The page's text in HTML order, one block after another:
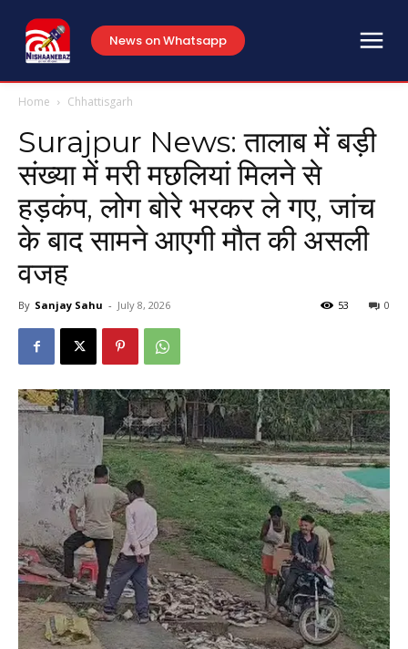
News on Whatsapp
Home Chhattisgarh
Surajpur News: तालाब में बड़ी
संख्या में मरी मछलियां मिलने से
हड़कंप, लोग बोरे भरकर ले गए, जांच
के बाद सामने आएगी मौत की असली
वजह
By Sanjay Sahu - July 8, 2026 0
53